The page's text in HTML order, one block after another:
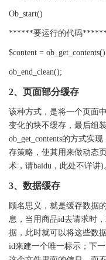
Ob_start()
******要运行的代码
$content =
ob_end_clean();
2、页面部分缓存
该种方式，是将一个页面
变化的块不缓存，最后组
ob_get_contents的方式实现
存策略，使其用来做动态
术，请baidu ，此处不详讲)
3、数据缓存
顾名思义，就是缓存数据
息，当用商品id去请求时
据，此时就可以将这些数
id来建一个唯一标示；下